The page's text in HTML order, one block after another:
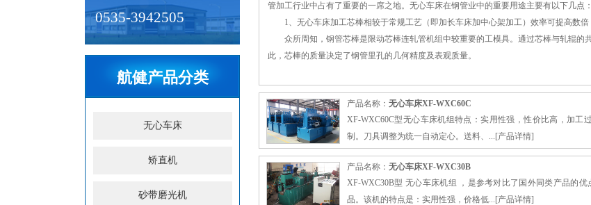
0535-3942505
航健产品分类
无心车床
矫直机
砂带磨光机
管加工行业中占有了重要的一席之地。无心车床在钢管业中的重要用途主要有以下几点：
1、无心车床加工芯棒相较于常规工艺（即加长车床加中心架加工）效率可提高数倍
众所周知，钢管芯棒是限动芯棒连轧管机组中较重要的工模具。通过芯棒与轧辊的
此，芯棒的质量决定了钢管里孔的几何精度及表观质量。
芯棒中的轴向长度均比通常机加工件要长很多（从几米到几十米），这样常规加工
无心车床采用多刀同时切削工艺，其刀具的修光部分达到15-25mm长度，因此可实现
也较常规车床大几倍，而且刀具是在充分冷却的条件下工作，这样既保证了大的进给速
2、无心车床在钢管行业中的另一个重要用途是：对高档合金、不锈钢、钛合金等材
高管材的质量。
无心车床加工范围广，效率高，成本低。加工工艺的大规模推广在我国近几年才刚刚
不断国产化、优质化和较大范围的使用，已证实了该工艺无疑是冶金精整设备的更新换
产品名称： 无心车床XF-WXC60C
XF-WXC60C型无心车床机组特点：实用性强，性价比高，加
制。刀具调整为统一自动定心。送料、...[产品详情]
产品名称： 无心车床XF-WXC30B
XF-WXC30B型 无心车床机组 ，是参考对比了国外同类产品的
品。该机的特点是：实用性强，价格低...[产品详情]